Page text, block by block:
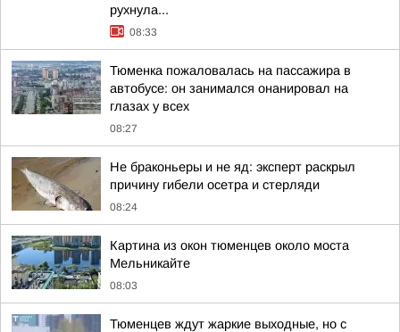
рухнула...
08:33
Тюменка пожаловалась на пассажира в
автобусе: он занимался онанировал на
глазах у всех
08:27
Не браконьеры и не яд: эксперт раскрыл
причину гибели осетра и стерляди
08:24
Картина из окон тюменцев около моста
Мельникайте
08:03
Тюменцев ждут жаркие выходные, но с